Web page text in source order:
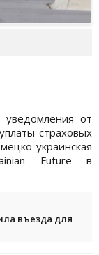
от
страховых
украинская
Future в
въезда для